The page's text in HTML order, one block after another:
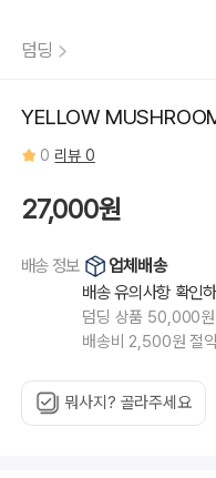
덤딩
YELLOW
0 리뷰 0
27,000원
배송 정보
업체배송
배송 유의사항 확인
덤딩 상품 50,000
배송비 2,500원 절
뭐사지? 골라주세요